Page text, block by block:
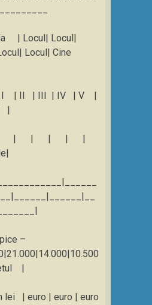
| Locul| Locul|
Locul| Cine
III | IV | V |
|
| | | |
–
|
lei | euro | euro | euro